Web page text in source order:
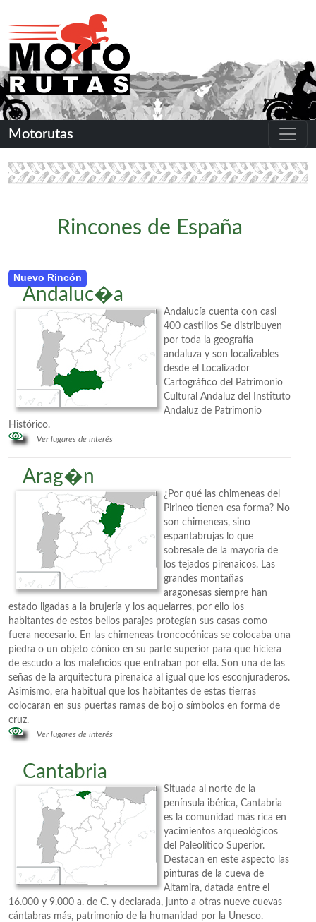
Motorutas
Rincones de España
Nuevo Rincón
Andaluc�a
Andalucía cuenta con casi
400 castillos Se distribuyen
por toda la geografía
andaluza y son localizables
desde el Localizador
Cartográfico del Patrimonio
Cultural Andaluz del Instituto
Andaluz de Patrimonio
Histórico.
Ver lugares de interés
Arag�n
¿Por qué las chimeneas del
Pirineo tienen esa forma? No
son chimeneas, sino
espantabrujas lo que
sobresale de la mayoría de
los tejados pirenaicos. Las
grandes montañas
aragonesas siempre han
estado ligadas a la brujería y los aquelarres, por ello los
habitantes de estos bellos parajes protegían sus casas como
fuera necesario. En las chimeneas troncocónicas se colocaba una
piedra o un objeto cónico en su parte superior para que hiciera
de escudo a los maleficios que entraban por ella. Son una de las
señas de la arquitectura pirenaica al igual que los esconjuraderos.
Asimismo, era habitual que los habitantes de estas tierras
colocaran en sus puertas ramas de boj o símbolos en forma de
cruz.
Ver lugares de interés
Cantabria
Situada al norte de la
península ibérica, Cantabria
es la comunidad más rica en
yacimientos arqueológicos
del Paleolítico Superior.
Destacan en este aspecto las
pinturas de la cueva de
Altamira, datada entre el
16.000 y 9.000 a. de C. y declarada, junto a otras nueve cuevas
cántabras más, patrimonio de la humanidad por la Unesco.